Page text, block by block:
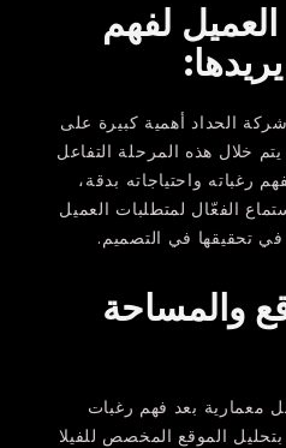
العميل لفهم
الحداد أهمية كبيرة على
خلال هذه المرحلة التفاعل
واحتياجاته بدقة،
الفعّال لمتطلبات العميل
في تحقيقها في التصميم.
والمساحة
معمارية بعد فهم رغبات
الموقع المخصص للفيلا